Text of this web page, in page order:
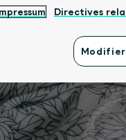
Directives